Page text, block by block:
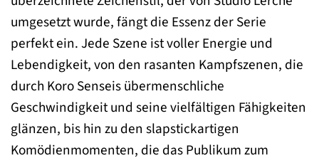
umgesetzt wurde, fängt die Essenz der Serie
perfekt ein. Jede Szene ist voller Energie und
Lebendigkeit, von den rasanten Kampfszenen, die
durch Koro Senseis übermenschliche
Geschwindigkeit und seine vielfältigen Fähigkeiten
glänzen, bis hin zu den slapstickartigen
Komödienmomenten, die das Publikum zum